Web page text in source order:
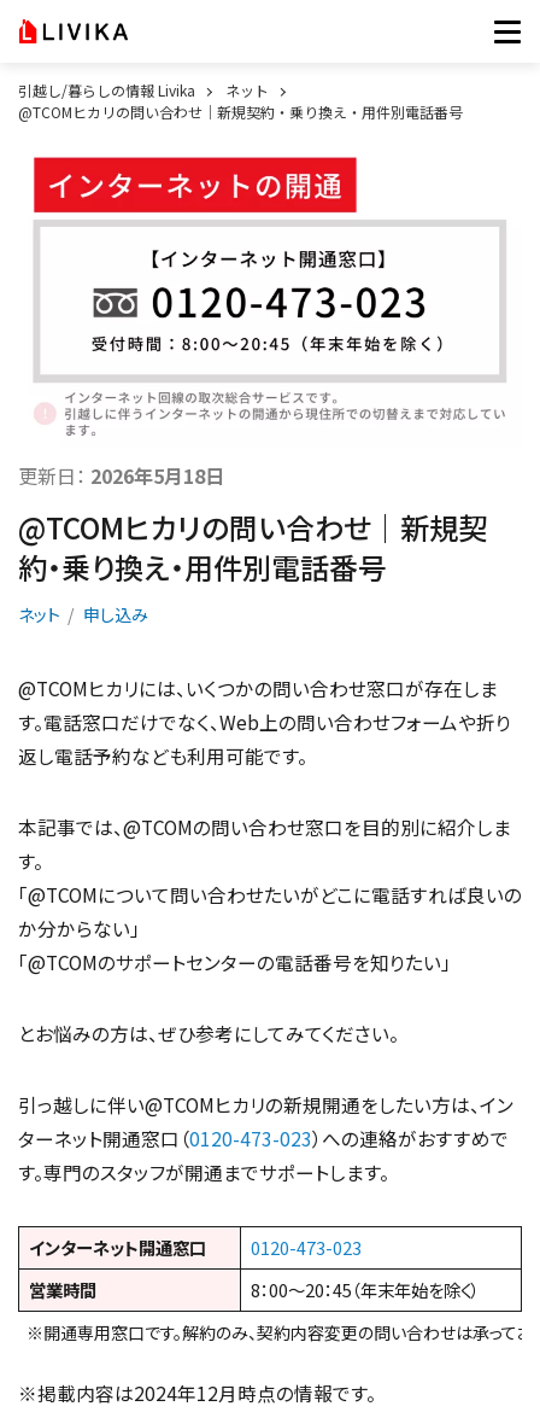
引越し/暮らしの情報 Livika
ネット
@TCOMヒカリの問い合わせ｜新規契約・乗り換え・用件別電話番号
更新日： 2026年5月18日
@TCOMヒカリの問い合わせ｜新規契
約・乗り換え・用件別電話番号
ネット 申し込み
@TCOMヒカリには、いくつかの問い合わせ窓口が存在しま
す。電話窓口だけでなく、Web上の問い合わせフォームや折り
返し電話予約なども利用可能です。
本記事では、@TCOMの問い合わせ窓口を目的別に紹介しま
す。
「@TCOMについて問い合わせたいがどこに電話すれば良いの
か分からない」
「@TCOMのサポートセンターの電話番号を知りたい」
とお悩みの方は、ぜひ参考にしてみてください。
引っ越しに伴い@TCOMヒカリの新規開通をしたい方は、イン
ターネット開通窓口（0120-473-023）への連絡がおすすめで
す。専門のスタッフが開通までサポートします。
インターネット開通窓口
0120-473-023
営業時間
8：00～20：45（年末年始を除く）
※開通専用窓口です。解約のみ、契約内容変更の問い合わせは承ってお
※掲載内容は2024年12月時点の情報です。